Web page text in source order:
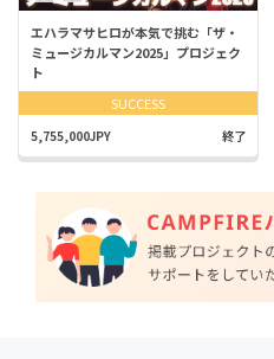
エハラマサヒロが本気で挑む「ザ・
ミュージカルマン2025」プロジェク
ト
SUCCESS
5,755,000JPY 終了